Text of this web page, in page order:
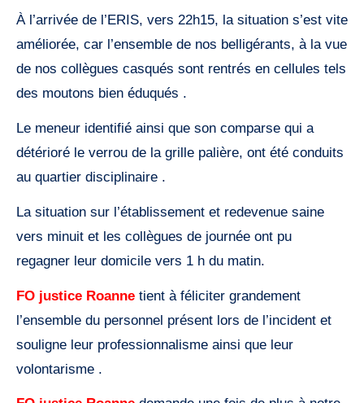
À l’arrivée de l’ERIS, vers 22h15, la situation s’est vite
améliorée, car l’ensemble de nos belligérants, à la vue
de nos collègues casqués sont rentrés en cellules tels
des moutons bien éduqués .
Le meneur identifié ainsi que son comparse qui a
détérioré le verrou de la grille palière, ont été conduits
au quartier disciplinaire .
La situation sur l’établissement et redevenue saine
vers minuit et les collègues de journée ont pu
regagner leur domicile vers 1 h du matin.
FO justice Roanne tient à féliciter grandement
l’ensemble du personnel présent lors de l’incident et
souligne leur professionnalisme ainsi que leur
volontarisme .